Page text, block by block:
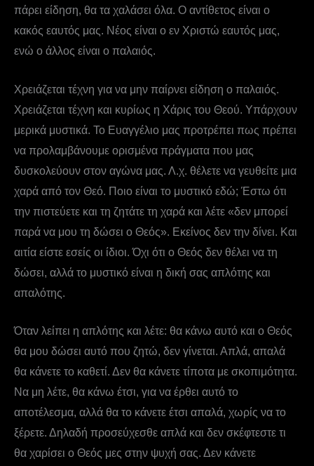
πάρει είδηση, θα τα χαλάσει όλα. Ο αντίθετος είναι ο
κακός εαυτός μας. Νέος είναι ο εν Χριστώ εαυτός μας,
ενώ ο άλλος είναι ο παλαιός.
Χρειάζεται τέχνη για να μην παίρνει είδηση ο παλαιός.
Χρειάζεται τέχνη και κυρίως η Χάρις του Θεού. Υπάρχουν
μερικά μυστικά. Το Ευαγγέλιο μας προτρέπει πως πρέπει
να προλαμβάνουμε ορισμένα πράγματα που μας
δυσκολεύουν στον αγώνα μας. Λ.χ. θέλετε να γευθείτε μια
χαρά από τον Θεό. Ποιο είναι το μυστικό εδώ; Έστω ότι
την πιστεύετε και τη ζητάτε τη χαρά και λέτε «δεν μπορεί
παρά να μου τη δώσει ο Θεός». Εκείνος δεν την δίνει. Και
αιτία είστε εσείς οι ίδιοι. Όχι ότι ο Θεός δεν θέλει να τη
δώσει, αλλά το μυστικό είναι η δική σας απλότης και
απαλότης.
Όταν λείπει η απλότης και λέτε: θα κάνω αυτό και ο Θεός
θα μου δώσει αυτό που ζητώ, δεν γίνεται. Απλά, απαλά
θα κάνετε το καθετί. Δεν θα κάνετε τίποτα με σκοπιμότητα.
Να μη λέτε, θα κάνω έτσι, για να έρθει αυτό το
αποτέλεσμα, αλλά θα το κάνετε έτσι απαλά, χωρίς να το
ξέρετε. Δηλαδή προσεύχεσθε απλά και δεν σκέφτεστε τι
θα χαρίσει ο Θεός μες στην ψυχή σας. Δεν κάνετε